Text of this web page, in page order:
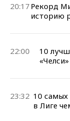
20:17 Рекорд
историю
22:00
10
«Челси»
23:32 10 самых
в Лиге